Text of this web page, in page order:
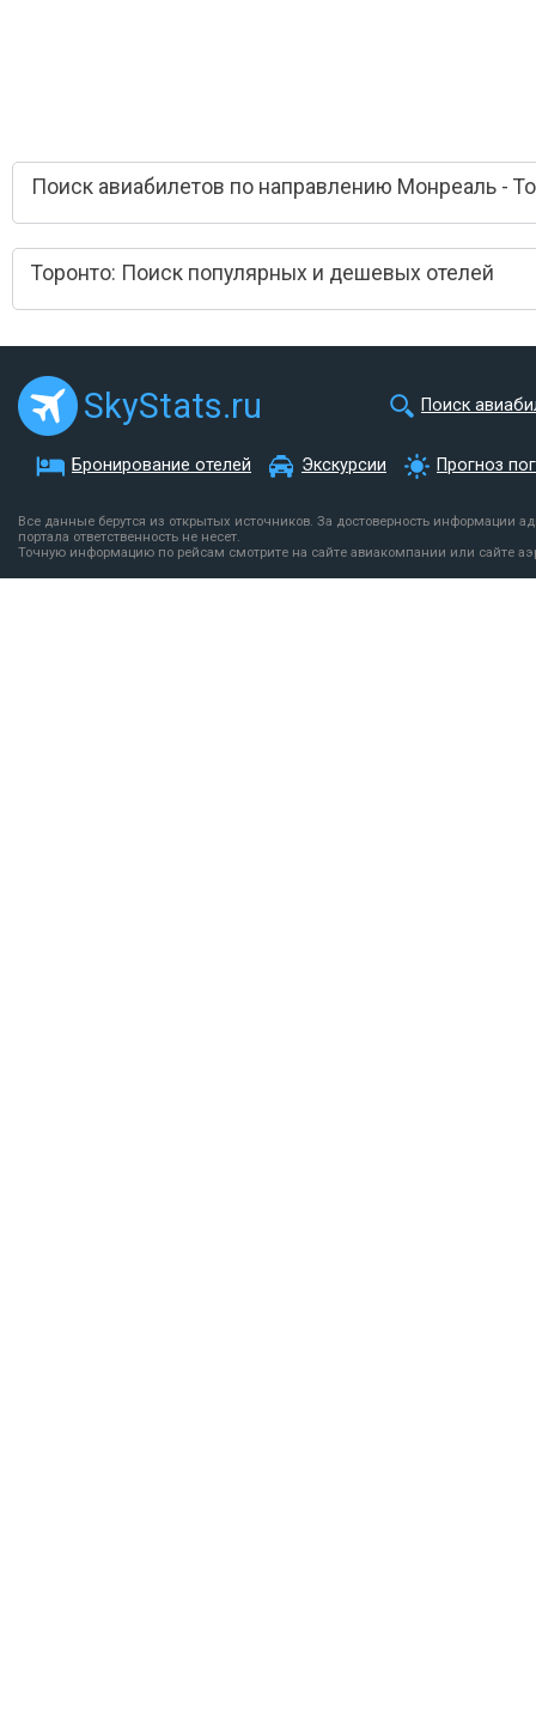
Поиск авиабилетов по направлению Монреаль -
Торонто: Поиск популярных и дешевых отелей
SkyStats.ru Поиск
Бронирование отелей Экскурсии Прогноз
Все данные берутся из открытых источников. За достоверность информации
портала ответственность не несет.
Точную информацию по рейсам смотрите на сайте авиакомпании или сайте